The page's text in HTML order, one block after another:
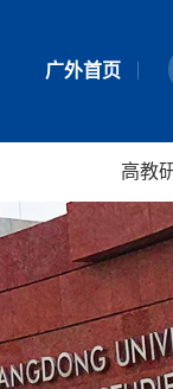
广外首页
高教